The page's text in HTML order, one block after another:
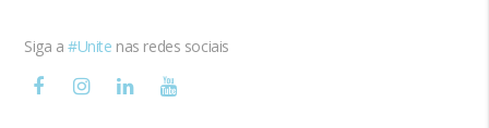
Siga a#Unite nas redes sociais